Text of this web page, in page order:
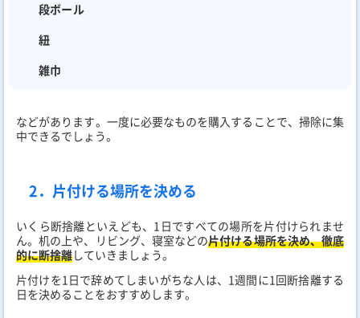
段ボール
紐
雑巾
などがあります。一度に必要なものを購入することで、掃除に集
中できるでしょう。
2．片付ける場所を決める
いくら断捨離といえども、1日ですべての場所を片付けられませ
ん。机の上や、リビング、寝室などの片付ける場所を決め、徹底
的に断捨離していきましょう。
片付けを1日で辞めてしまいがちな人は、1週間に1回断捨離する
日を決めることをおすすめします。